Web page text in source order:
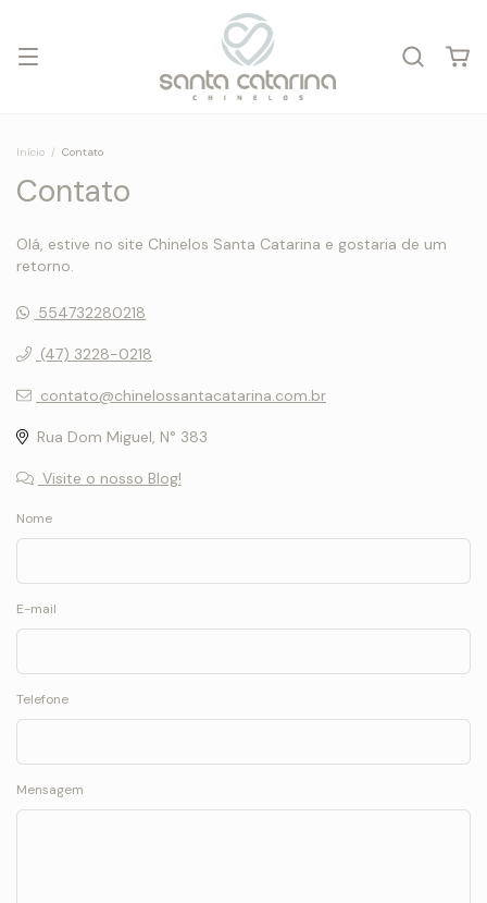
Início / Contato
Contato
Olá, estive no site Chinelos Santa Catarina e gostaria de um
retorno.
554732280218
(47) 3228-0218
contato@chinelossantacatarina.com.br
Rua Dom Miguel, N° 383
Visite o nosso Blog!
Nome
E-mail
Telefone
Mensagem